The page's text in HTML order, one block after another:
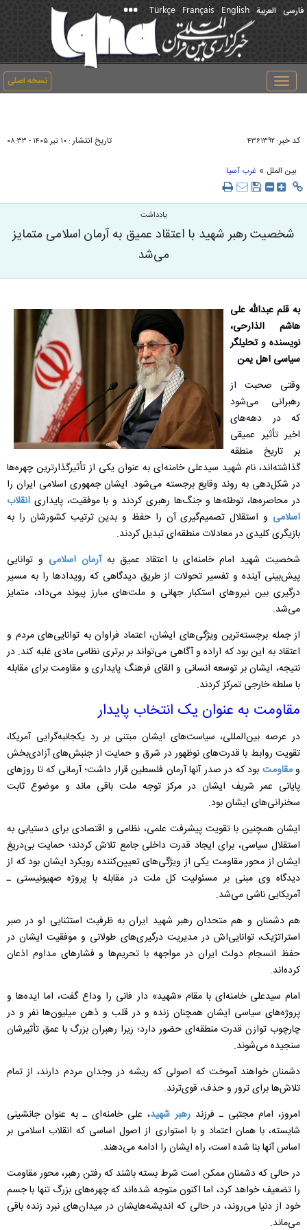
فارسی العربیة English
Français
Türkçe
نسخه اصلی
Toggle
navigation
کد خبر: ۴۳۶۱۳۹۲ تاریخ انتشار : ۱۰ تير ۱۴۰۵ - ۰۸:۳۳
بین الملل » غرب آسیا
یادداشت
شخصیت رهبر شهید با اعتقاد عمیق به آرمان اسلامی متمایز
می‌شد
به قلم عبدالله علی
هاشم الذارحی،
نویسنده و تحلیلگر
سیاسی اهل یمن
وقتی صحبت از
رهبرانی می‌شود
که در دهه‌های
اخیر تأثیر عمیقی
بر تاریخ منطقه
گذاشته‌اند، نام شهید سیدعلی خامنه‌ای به عنوان یکی از تأثیرگذارترین چهره‌ها
در شکل‌دهی به روند وقایع برجسته می‌شود. ایشان جمهوری اسلامی ایران را
در محاصره‌ها، توطئه‌ها و جنگ‌ها رهبری کردند و با موفقیت، پایداری انقلاب
اسلامی و استقلال تصمیم‌گیری آن را حفظ و بدین ترتیب کشورشان را به
بازیگری کلیدی در معادلات منطقه‌ای تبدیل کردند.
شخصیت شهید امام خامنه‌ای با اعتقاد عمیق بهآرمان اسلامی و توانایی
پیش‌بینی آینده و تفسیر تحولات از طریق دیدگاهی که رویدادها را به مسیر
درگیری بین نیروهای استکبار جهانی و ملت‌های مبارز پیوند می‌داد، متمایز
می‌شد.
از جمله برجسته‌ترین ویژگی‌های ایشان، اعتماد فراوان به توانایی‌های مردم و
اعتقاد به این بود که اراده و آگاهی می‌تواند بر برتری نظامی مادی غلبه کند. در
نتیجه، ایشان بر توسعه انسانی و القای فرهنگ پایداری و مقاومت برای مقابله
با سلطه خارجی تمرکز کردند.
مقاومت به عنوان یک انتخاب پایدار
در عرصه بین‌المللی، سیاست‌های ایشان مبتنی بر رد یکجانبه‌گرایی آمریکا،
تقویت روابط با قدرت‌های نوظهور در شرق و حمایت از جنبش‌های آزادی‌بخش
ومقاومت بود که در صدر آنها آرمان فلسطین قرار داشت؛ آرمانی که تا روزهای
پایانی عمر شریف ایشان در مرکز توجه ملت باقی ماند و موضوع ثابت
سخنرانی‌های ایشان بود.
ایشان همچنین با تقویت پیشرفت علمی، نظامی و اقتصادی برای دستیابی به
استقلال سیاسی، برای ایجاد قدرت داخلی جامع تلاش کردند؛ حمایت بی‌دریغ
ایشان از محور مقاومت یکی از ویژگی‌های تعیین‌کننده رویکرد ایشان بود که از
دیدگاه وی مبنی بر مسئولیت کل ملت در مقابله با پروژه صهیونیستی ـ
آمریکایی ناشی می‌شد.
هم دشمنان و هم متحدان رهبر شهید ایران به ظرفیت استثنایی او در صبر
استراتژیک، توانایی‌اش در مدیریت درگیری‌های طولانی و موفقیت ایشان در
حفظ انسجام دولت ایران در مواجهه با تحریم‌ها و فشارهای مداوم اذعان
کرده‌اند.
امام سیدعلی خامنه‌ای با مقام «شهید» دار فانی را وداع گفت، اما ایده‌ها و
پروژه‌های سیاسی ایشان همچنان زنده و در قلب و ذهن میلیون‌ها نفر و در
چارچوب توازن قدرت منطقه‌ای حضور دارد؛ زیرا رهبران بزرگ با عمق تأثیرشان
سنجیده می‌شوند.
دشمنان خواهند آموخت که اصولی که ریشه در وجدان مردم دارند، از تمام
تلاش‌ها برای ترور و حذف، قوی‌ترند.
امروز، امام مجتبی ـ فرزند رهبر شهید، علی خامنه‌ای ـ به عنوان جانشینی
شایسته، با همان اعتماد و با استواری از اصول اساسی که انقلاب اسلامی بر
اساس آنها بنا شده است، راه ایشان را ادامه می‌دهند.
در حالی که دشمنان ممکن است شرط بسته باشند که رفتن رهبر، محور مقاومت
را تضعیف خواهد کرد، اما اکنون متوجه شده‌اند که چهره‌های بزرگ تنها با جسم
خود از دنیا می‌روند، در حالی که اندیشه‌هایشان در میدان‌های نبرد زنده باقی
می‌ماند.